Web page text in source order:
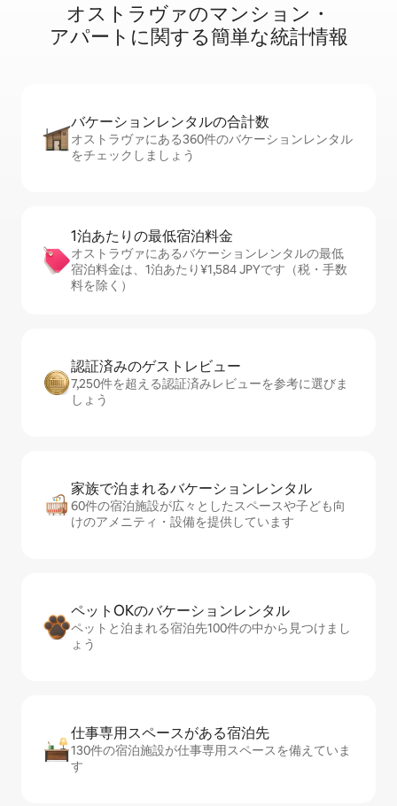
オストラヴァのマ⁠ン⁠シ⁠ョ⁠ン・
ア⁠パ⁠ー⁠ト⁠に関⁠す⁠る簡⁠単⁠な統⁠計⁠情⁠報
バケーションレ⁠ン⁠タ⁠ル⁠の合⁠計⁠数
オストラヴァにある360件のバケーションレンタル
をチェックしましょう
1泊あたりの最⁠低⁠宿⁠泊⁠料⁠金
オストラヴァにあるバケーションレンタルの最低
宿泊料金は、1泊あたり¥1,584 JPYです（税・手数
料を除く）
認証済みのゲ⁠ス⁠ト⁠レ⁠ビ⁠ュ⁠ー
7,250件を超える認証済みレビューを参考に選びま
しょう
家族で泊まれるバ⁠ケ⁠ー⁠シ⁠ョ⁠ンレ⁠ン⁠タ⁠ル
60件の宿泊施設が広々としたスペースや子ども向
けのアメニティ・設備を提供しています
ペットOKのバ⁠ケ⁠ー⁠シ⁠ョ⁠ンレ⁠ン⁠タ⁠ル
ペットと泊まれる宿泊先100件の中から見つけまし
ょう
仕事専用ス⁠ペ⁠ー⁠スがあ⁠る宿⁠泊⁠先
130件の宿泊施設が仕事専用スペースを備えていま
す